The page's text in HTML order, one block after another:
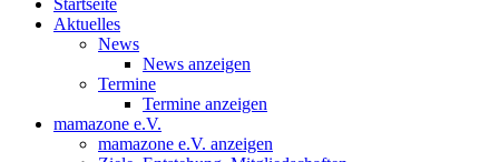
Startseite
Aktuelles
News
News anzeigen
Termine
Termine anzeigen
mamazone e.V.
mamazone e.V. anzeigen